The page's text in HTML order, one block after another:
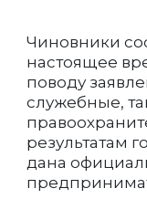
Чиновники
настоящее
поводу
служебные,
результатам
дана